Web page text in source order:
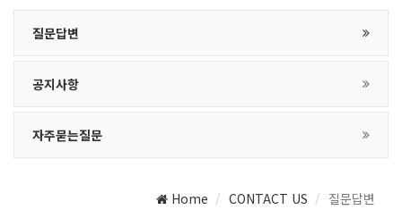
질문답변
공지사항
자주묻는질문
Home CONTACT US 질문답변